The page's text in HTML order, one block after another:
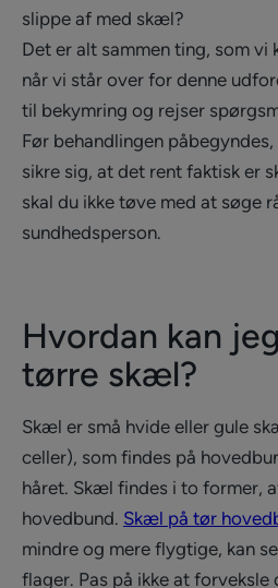
slippe af med skæl?
Det er alt sammen ting, som vi
når vi står over for denne
til bekymring og rejser
Før behandlingen
sikre sig, at det rent faktisk er
skal du ikke tøve med at søge
sundhedsperson.
Hvordan kan
tørre skæl?
Skæl er små hvide eller gule
celler), som findes på
håret. Skæl findes i to former,
hovedbund. Skæl på tør
mindre og mere flygtige, kan
flager. Pas på ikke at forveksle